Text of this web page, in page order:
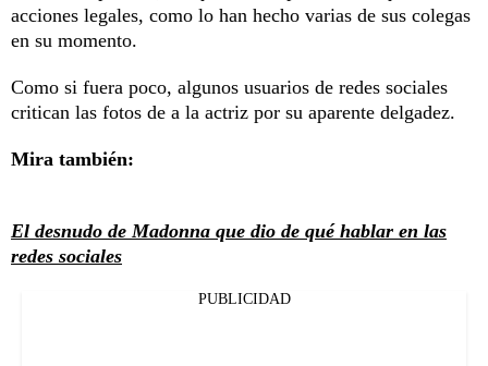
acciones legales, como lo han hecho varias de sus colegas
en su momento.
Como si fuera poco, algunos usuarios de redes sociales
critican las fotos de a la actriz por su aparente delgadez.
Mira también:
El desnudo de Madonna que dio de qué hablar en las
redes sociales
PUBLICIDAD